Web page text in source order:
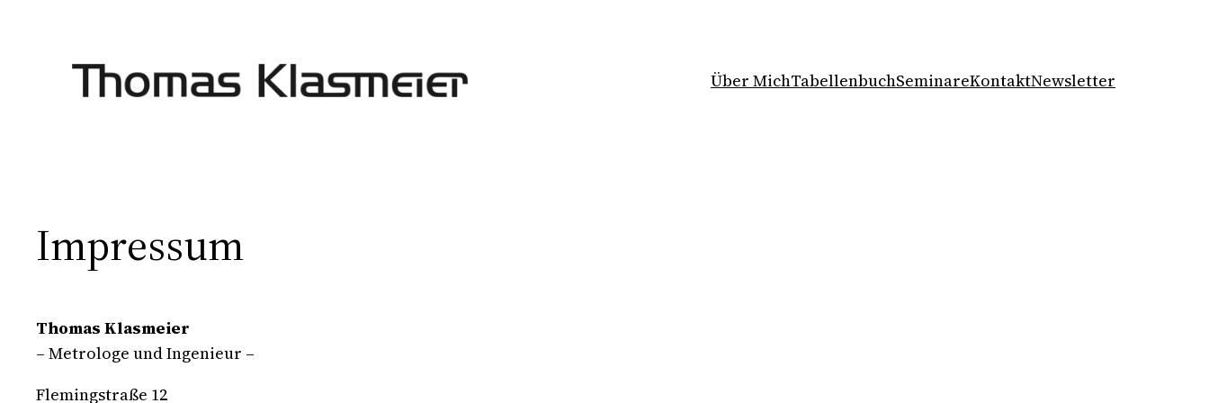
springen
Über MichTabellenbuchSeminareKontaktNewsletter
Impressum
Thomas Klasmeier
– Metrologe und Ingenieur –
Flemingstraße 12